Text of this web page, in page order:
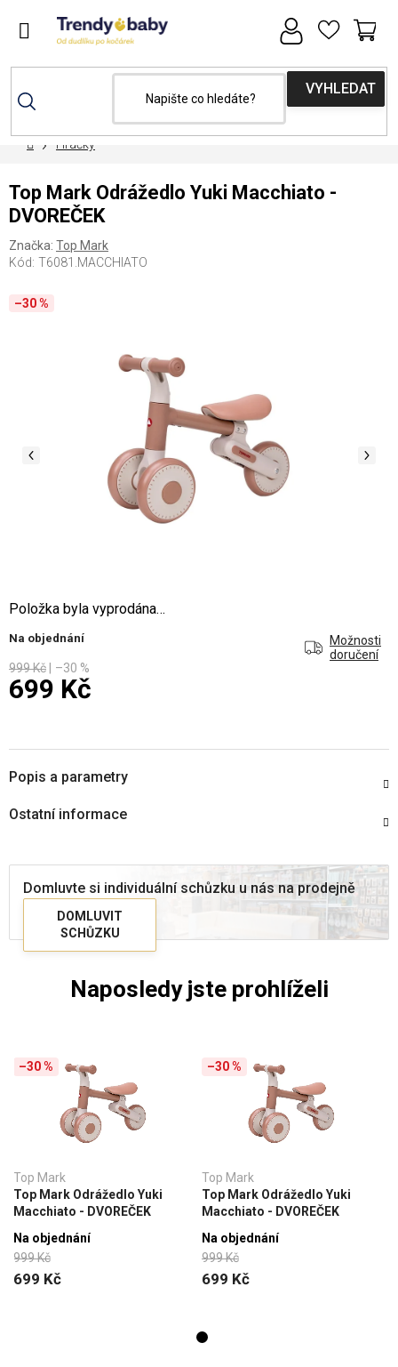
DomůHračky
Položka byla vyprodána…
Na objednání
Možnosti
doručení
999 Kč
–30 %
699 Kč
Top Mark Odrážedlo Yuki Macchiato -
DVOREČEK
Značka: Top Mark
Kód: T6081.MACCHIATO
–30 %
Popis a parametry
Ostatní informace
Domluvte si individuální schůzku u nás na prodejně
DOMLUVIT
SCHŮZKU
Naposledy jste prohlíželi
–30 %
Top Mark
Top Mark Odrážedlo Yuki
Macchiato - DVOREČEK
999 Kč
699 Kč
Na objednání
–30 %
Top Mark
Top Mark Odrážedlo Yuki
Macchiato - DVOREČEK
999 Kč
699 Kč
Na objednání